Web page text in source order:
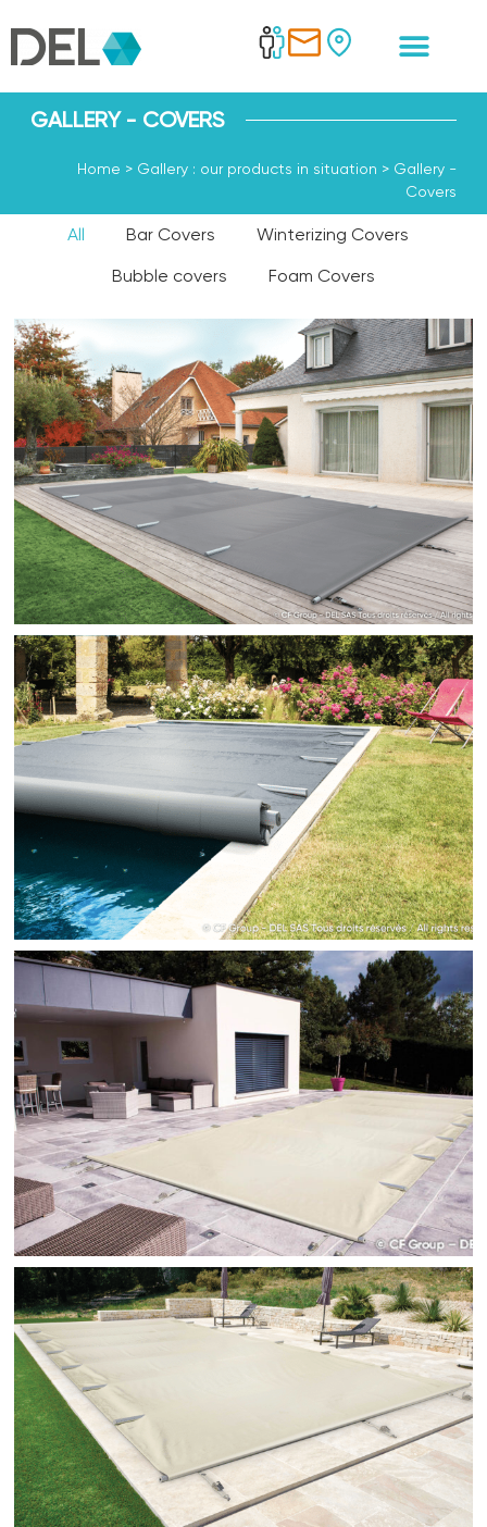
GALLERY - COVERS
Home > Gallery : our products in situation > Gallery -
Covers
All Bar Covers
Winterizing Covers
Bubble covers
Foam Covers